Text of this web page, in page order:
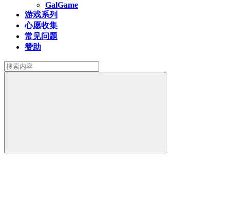
GalGame
游戏系列
心愿收集
常见问题
赞助